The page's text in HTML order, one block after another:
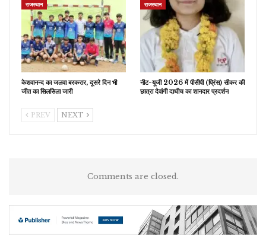
राजस्थान
केशवानन्द का जलवा बरकरार, दूसरे दिन भी
जीत का सिलसिला जारी
राजस्थान
नीट-यूजी 2026 में पीसीपी (प्रिंस) सीकर की
छात्रा देवांगी दाधीच का शानदार प्रदर्शन
PREV NEXT
Comments are closed.